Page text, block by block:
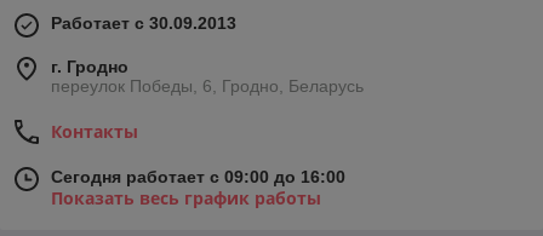
Работает с 30.09.2013
г. Гродно
переулок Победы, 6, Гродно, Беларусь
Контакты
Сегодня работает с 09:00 до 16:00
Показать весь график работы